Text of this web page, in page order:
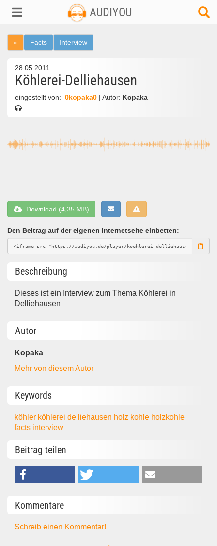
AUDIYOU
« Facts Interview
28.05.2011
Köhlerei-Delliehausen
eingestellt von: 0kopaka0 | Autor: Kopaka
Download (4,35 MB)
Den Beitrag auf der eigenen Internetseite einbetten:
Beschreibung
Dieses ist ein Interview zum Thema Köhlerei in
Delliehausen
Autor
Kopaka
Mehr von diesem Autor
Keywords
köhler köhlereidelliehausen holz kohle holzkohle
facts interview
Beitrag teilen
Kommentare
Schreib einen Kommentar!